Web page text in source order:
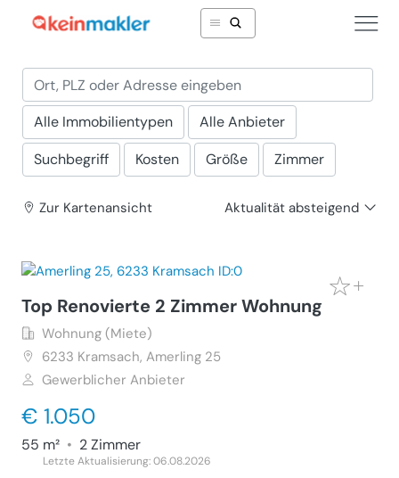
Alle Immobilientypen
Alle Anbieter
Suchbegriff
Kosten Größe Zimmer
Zur Kartenansicht Aktualität absteigend
Top Renovierte 2 Zimmer Wohnung
Wohnung (Miete)
6233 Kramsach, Amerling 25
Gewerblicher Anbieter
€ 1.050
55 m² • 2 Zimmer
Letzte Aktualisierung: 06.08.2026